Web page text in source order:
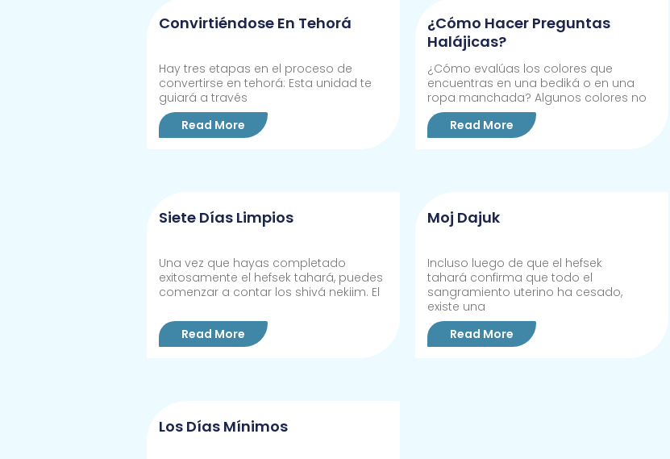
Convirtiéndose En Tehorá
Hay tres etapas en el proceso de
convertirse en tehorá: Esta unidad te
guiará a través
Read More
¿Cómo Hacer Preguntas
Halájicas?
¿Cómo evalúas los colores que
encuentras en una bediká o en una
ropa manchada? Algunos colores no
Read More
Siete Días Limpios
Una vez que hayas completado
exitosamente el hefsek tahará, puedes
comenzar a contar los shivá nekiim. El
Read More
Moj Dajuk
Incluso luego de que el hefsek
tahará confirma que todo el
sangramiento uterino ha cesado,
existe una
Read More
Los Días Mínimos